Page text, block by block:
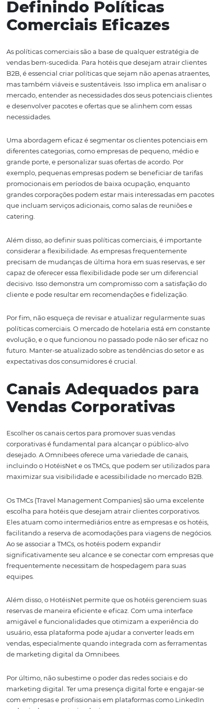
Ao longo deste artigo, abordaremos desde a definição
políticas comerciais eficazes até a importância da
HotéisNet podem ser utilizados para impulsionar suas
corporativas. Se você está pronto para transformar sua
abordagem de vendas e conquistar mais clientes B2B,
lendo!
Definindo Políticas
Comerciais Eficazes
As políticas comerciais são a base de qualquer
vendas bem-sucedida. Para hotéis que desejam atrair
B2B, é essencial criar políticas que sejam não apenas
mas também viáveis e sustentáveis. Isso implica em
mercado, entender as necessidades dos seus potenciais
necessidades.
Uma abordagem eficaz é segmentar os clientes
diferentes categorias, como empresas de pequeno,
grande porte, e personalizar suas ofertas de acordo. Por
exemplo, pequenas empresas podem se beneficiar de
promocionais em períodos de baixa ocupação,
grandes corporações podem estar mais interessadas
que incluam serviços adicionais, como salas de reuniões
catering.
Além disso, ao definir suas políticas comerciais, é
considerar a flexibilidade. As empresas frequentemente
precisam de mudanças de última hora em suas
capaz de oferecer essa flexibilidade pode ser um
decisivo. Isso demonstra um compromisso com a
cliente e pode resultar em recomendações e fidelização.
políticas comerciais. O mercado de hotelaria está em
evolução, e o que funcionou no passado pode não ser
futuro. Manter-se atualizado sobre as tendências do
expectativas dos consumidores é crucial.
Canais Adequados
Vendas Corporativas
Escolher os canais certos para promover suas vendas
corporativas é fundamental para alcançar o público-
desejado. A Omnibees oferece uma variedade de
incluindo o HotéisNet e os TMCs, que podem ser
Os TMCs (Travel Management Companies) são uma